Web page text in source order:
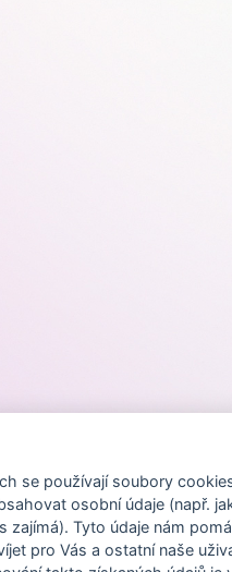
se používají soubory
osobní údaje (např.
zajímá). Tyto údaje nám
pro Vás a ostatní naše